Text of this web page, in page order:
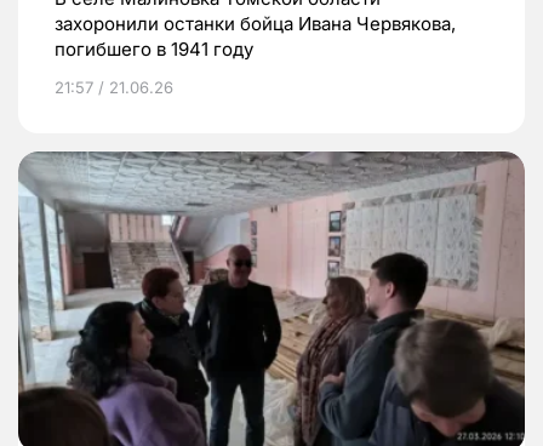
захоронили останки бойца Ивана Червякова,
погибшего в 1941 году
21:57 / 21.06.26